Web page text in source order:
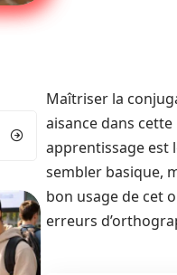
Maîtriser la
aisance dans
apprentissage est
sembler basique,
bon usage de cet
erreurs